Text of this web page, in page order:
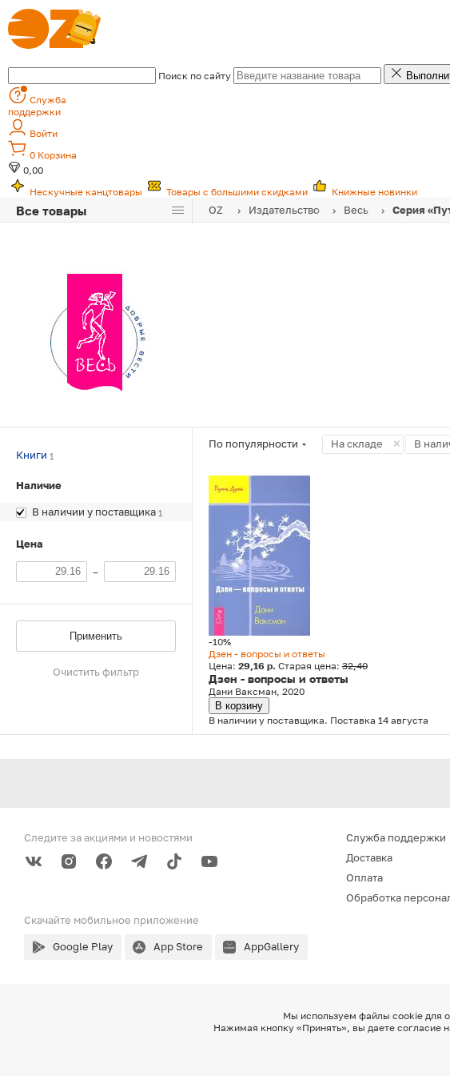
Поиск по сайту
Служба
поддержки
Войти
0 Корзина
0,00
Нескучные канцтовары
Товары с большими скидками Книжные новинки
Все товары OZ Издательство Весь Серия
Книги 1
Наличие
В наличии у поставщика 1
Цена
–
Применить
Очистить фильтр
По популярности ×
На складе В
-10%
Дзен - вопросы и ответы
Цена: 29,16 р. Старая цена: 32,40
Дзен - вопросы и ответы
Дани Ваксман, 2020
В корзину
В наличии у поставщика. Поставка 14 августа
Следите за акциями и новостями
Скачайте мобильное приложение
Google Play App Store AppGallery
Служба поддержки
Доставка
Оплата
Обработка
Мы используем файлы cookie для
Нажимая кнопку «Принять», вы даете согласие